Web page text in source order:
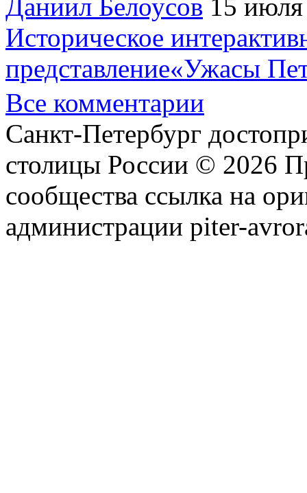
Даниил Белоусов 15
Историческое
представление«Ужасы
Все комментарии
Санкт-Петербург
столицы России © 2026
сообщества ссылка на
администрации piter-